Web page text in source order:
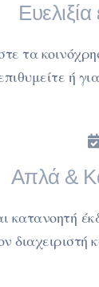
τα
ή
Απλά &
κατανοητή
διαχειριστή